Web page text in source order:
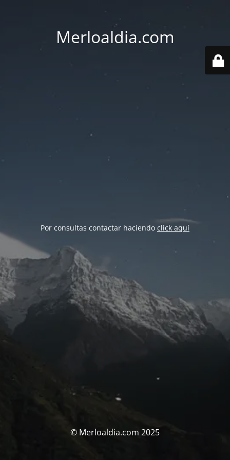
Merloaldia.com
Por consultas contactar haciendo click aquí
© Merloaldia.com 2025